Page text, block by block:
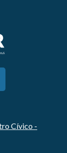
Cívico -